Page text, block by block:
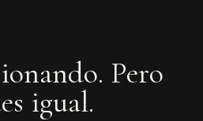
Pero
igual.